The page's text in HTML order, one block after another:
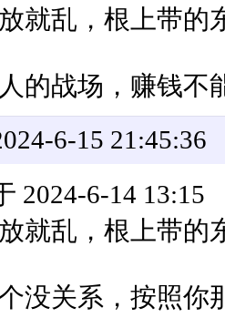
就乱，根上带的
的战场，赚钱不
6-15 21:45:36
2024-6-14 13:15
就乱，根上带的
没关系，按照你